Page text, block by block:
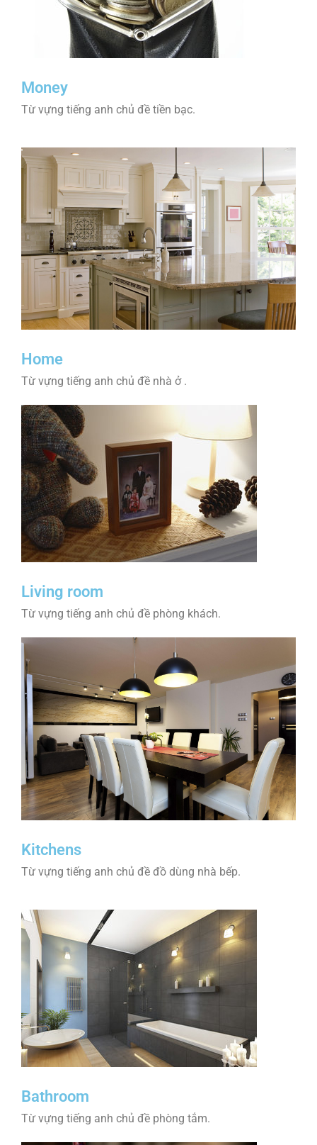
Money
Từ vựng tiếng anh chủ đề tiền bạc.
Home
Từ vựng tiếng anh chủ đề nhà ở .
Living room
Từ vựng tiếng anh chủ đề phòng khách.
Kitchens
Từ vựng tiếng anh chủ đề đồ dùng nhà bếp.
Bathroom
Từ vựng tiếng anh chủ đề phòng tắm.